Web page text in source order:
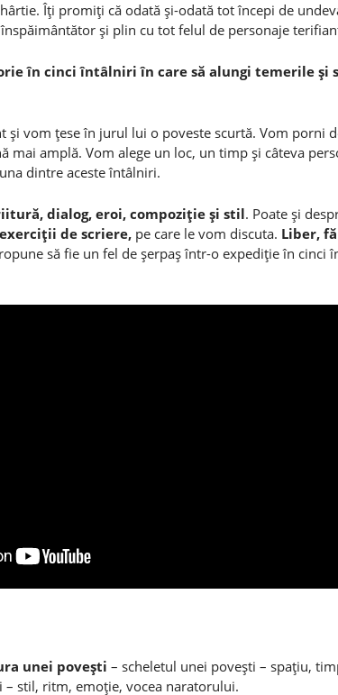
Îţi promiţi că odată şi-odată tot începi de
şi plin cu tot felul de personaje
în cinci întâlniri în care să alungi temerile şi
şi vom ţese în jurul lui o poveste scurtă. Vom porni
mai amplă. Vom alege un loc, un timp şi câteva
dintre aceste întâlniri.
dialog, eroi, compoziţie şi stil. Poate şi
de scriere, pe care le vom discuta. Liber,
să fie un fel de şerpaş într-o expediţie în cinci
unei poveşti – scheletul unei poveşti – spaţiu,
– stil, ritm, emoţie, vocea naratorului.